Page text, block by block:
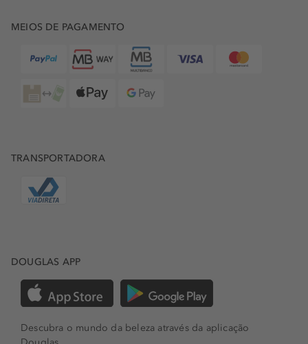
MEIOS DE PAGAMENTO
TRANSPORTADORA
DOUGLAS APP
Descubra o mundo da beleza através da aplicação